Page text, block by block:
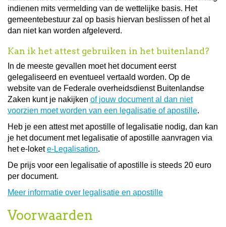
indienen mits vermelding van de wettelijke basis. Het
gemeentebestuur zal op basis hiervan beslissen of het al
dan niet kan worden afgeleverd.
Kan ik het attest gebruiken in het buitenland?
In de meeste gevallen moet het document eerst
gelegaliseerd en eventueel vertaald worden. Op de
website van de Federale overheidsdienst Buitenlandse
Zaken kunt je nakijken of jouw document al dan niet
voorzien moet worden van een legalisatie of apostille.
Heb je een attest met apostille of legalisatie nodig, dan kan
je het document met legalisatie of apostille aanvragen via
het e-lokete-Legalisation.
De prijs voor een legalisatie of apostille is steeds 20 euro
per document.
Meer informatie over legalisatie en apostille
Voorwaarden